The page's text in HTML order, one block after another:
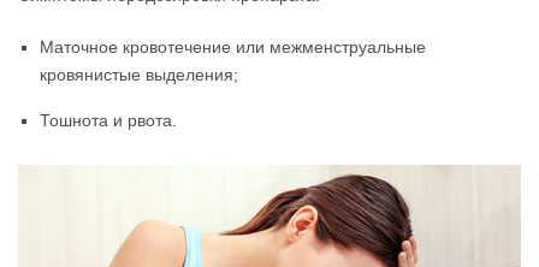
Маточное кровотечение или межменструальные
кровянистые выделения;
Тошнота и рвота.